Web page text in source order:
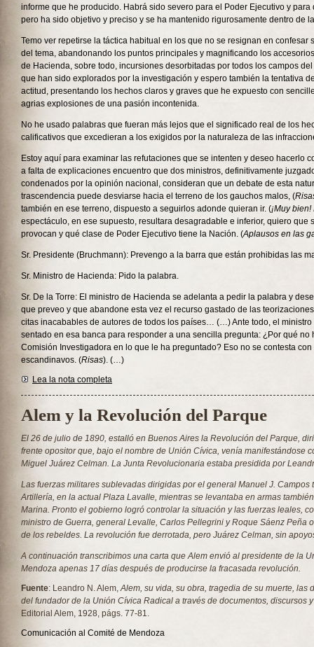
informe que he producido. Habrá sido severo para el Poder Ejecutivo y para
pero ha sido objetivo y preciso y se ha mantenido rigurosamente dentro de
Temo ver repetirse la táctica habitual en los que no se resignan en confesar
del tema, abandonando los puntos principales y magnificando los
de Hacienda, sobre todo, incursiones desorbitadas por todos los campos
que han sido explorados por la investigación y espero también la tentativa
actitud, presentando los hechos claros y graves que he expuesto con
agrias explosiones de una pasión incontenida.
No he usado palabras que fueran más lejos que el significado real de los
calificativos que excedieran a los exigidos por la naturaleza de las
Estoy aquí para examinar las refutaciones que se intenten y deseo hacerlo
a falta de explicaciones encuentro que dos ministros, definitivamente
condenados por la opinión nacional, consideran que un debate de esta
trascendencia puede desviarse hacia el terreno de los gauchos malos, (
también en ese terreno, dispuesto a seguirlos adonde quieran ir. (¡Muy
espectáculo, en ese supuesto, resultara desagradable e inferior, quiero que
provocan y qué clase de Poder Ejecutivo tiene la Nación. (Aplausos en las
Sr. Presidente (Bruchmann): Prevengo a la barra que están prohibidas las
Sr. Ministro de Hacienda: Pido la palabra.
Sr. De la Torre: El ministro de Hacienda se adelanta a pedir la palabra y
que preveo y que abandone esta vez el recurso gastado de las
citas inacabables de autores de todos los países… (…) Ante todo, el ministro
sentado en esa banca para responder a una sencilla pregunta: ¿Por qué no
Comisión Investigadora en lo que le ha preguntado? Eso no se contesta
escandinavos. (Risas). (…)
Lea la nota completa
Alem y la Revolución del Parque
El 26 de julio de 1890, estalló en Buenos Aires la Revolución del Parque,
frente opositor que, bajo el nombre de Unión Cívica, venía manifestándose
Miguel Juárez Celman. La Junta Revolucionaria estaba presidida por
Las fuerzas militares sublevadas dirigidas por el general Manuel J. Campos
Artillería, en la actual Plaza Lavalle, mientras se levantaba en armas
Marina. Pronto el gobierno logró controlar la situación y las fuerzas leales,
ministro de Guerra, general Levalle, Carlos Pellegrini y Roque Sáenz Peña
de los rebeldes. La revolución fue derrotada, pero Juárez Celman, sin
A continuación transcribimos una carta que Alem envió al presidente de la
Mendoza apenas 17 días después de producirse la fracasada revolución.
Fuente: Leandro N. Alem,Alem, su vida, su obra, tragedia de su muerte, las
del fundador de la Unión Cívica Radical a través de documentos, discursos
Editorial Alem, 1928, págs. 77-81.
Comunicación al Comité de Mendoza